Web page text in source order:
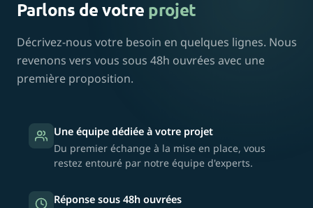
Parlons de votre projet
Décrivez-nous votre besoin en quelques lignes. Nous
revenons vers vous sous 48h ouvrées avec une
première proposition.
Une équipe dédiée à votre projet
Du premier échange à la mise en place, vous
restez entouré par notre équipe d'experts.
Réponse sous 48h ouvrées